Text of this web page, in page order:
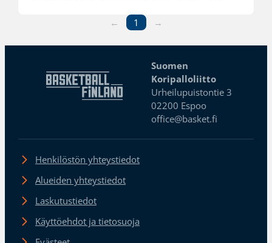
← 1 →
Suomen
Koripalloliitto
Urheilupuistontie 3
02200 Espoo
office@basket.fi
Henkilöstön yhteystiedot
Alueiden yhteystiedot
Laskutustiedot
Käyttöehdot ja tietosuoja